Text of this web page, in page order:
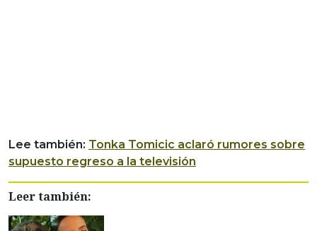
Lee también: Tonka Tomicic aclaró rumores sobre
supuesto regreso a la televisión
Leer también: